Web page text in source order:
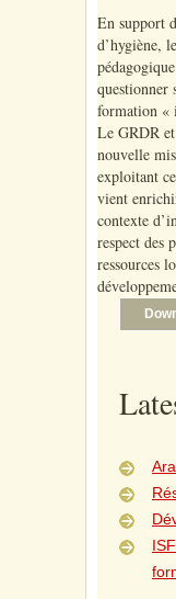
En support
d’hygiène,
questionner
formation «
Le GRDR
nouvelle
exploitant
vient
contexte
respect des
ressources